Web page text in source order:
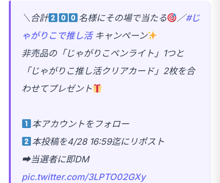
＼合計 名様にその場で当たる ／#じ
ゃがりこで推し活キャンペーン
非売品の「じゃがりこペンライト」1つと
「じゃがりこ推し活クリアカード」2枚を合
わせてプレゼント
本アカウントをフォロー
本投稿を4/28 16:59迄にリポスト
➡当選者に即DM
pic.twitter.com/3LPTO02GXy